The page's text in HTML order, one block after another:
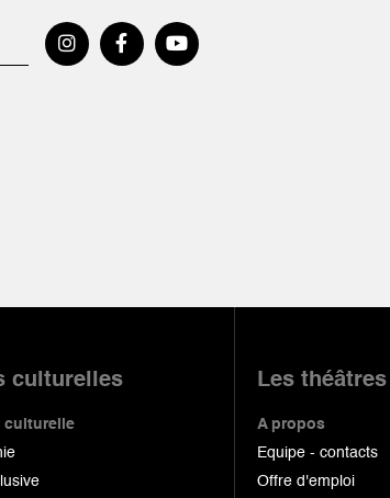
culturelles
culturelle
Les théâtres
A propos
Equipe - contacts
Offre d'emploi